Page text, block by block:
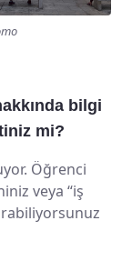
bilgi
mi?
Öğrenci
veya “iş